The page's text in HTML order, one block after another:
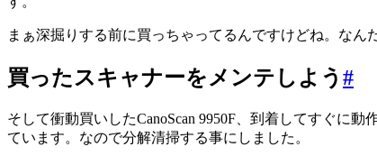
まぁ深掘りする前に買っちゃってるんですけどね。なん
買ったスキャナーをメンテしよう #
そして衝動買いしたCanoScan 9950F、到着してすぐに
ています。なので分解清掃する事にしました。